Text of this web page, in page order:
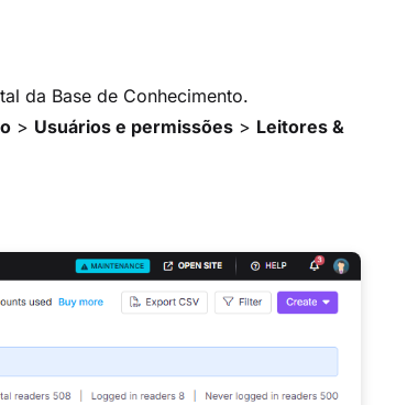
da Base de Conhecimento.
> Usuários e permissões > Leitores &